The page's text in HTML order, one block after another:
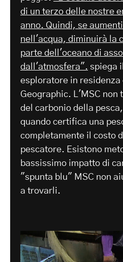
di un terzo delle nostre
anno. Quindi, se
nell'acqua, diminuirà la
parte dell'oceano di
dall'atmosfera". spiega
esploratore in residenza
Geographic. L'MSC non
del carbonio della
quando certifica una
completamente il costo
pescatore. Esistono
bassissimo impatto di
"spunta blu" MSC non
a trovarli.